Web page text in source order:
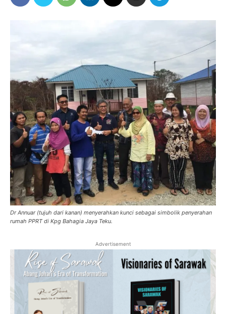
Dr Annuar (tujuh dari kanan) menyerahkan kunci sebagai simbolik penyerahan
rumah PPRT di Kpg Bahagia Jaya Teku.
Advertisement